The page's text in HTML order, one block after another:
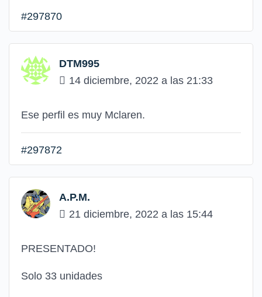
#297870
DTM995
14 diciembre, 2022 a las 21:33
Ese perfil es muy Mclaren.
#297872
A.P.M.
21 diciembre, 2022 a las 15:44
PRESENTADO!
Solo 33 unidades